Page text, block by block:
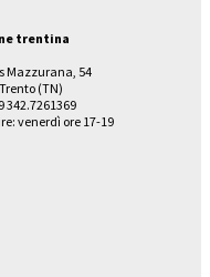
trentina
Mazzurana, 54
(TN)
342.7261369
venerdì ore 17-19